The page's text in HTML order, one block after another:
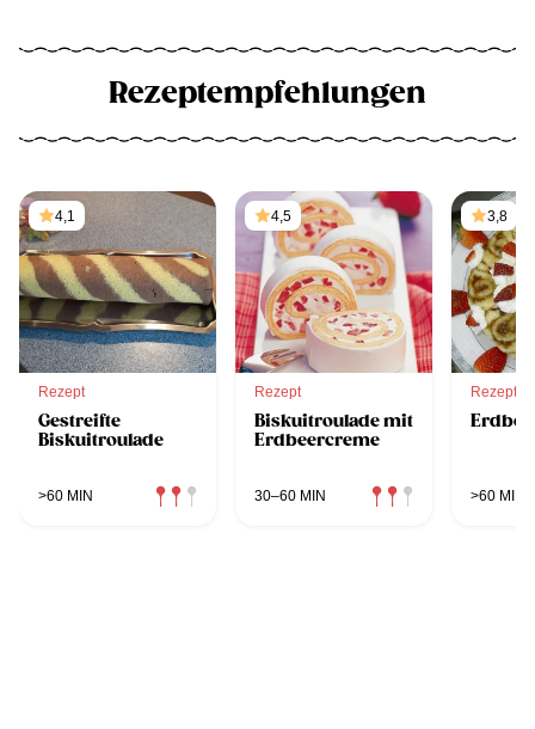
Rezeptempfehlungen
4,1
Rezept
Gestreifte
Biskuitroulade
>60 MIN
4,5
Rezept
Biskuitroulade mit
Erdbeercreme
30–60 MIN
3,8
Rezept
>60 MIN